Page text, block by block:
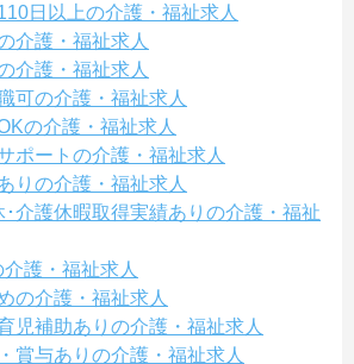
日以上の介護・福祉求人
介護・福祉求人
介護・福祉求人
可の介護・福祉求人
の介護・福祉求人
ポートの介護・福祉求人
りの介護・福祉求人
介護休暇取得実績ありの介護・福祉
護・福祉求人
の介護・福祉求人
児補助ありの介護・福祉求人
賞与ありの介護・福祉求人